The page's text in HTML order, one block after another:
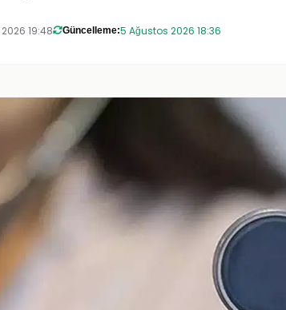
19:48 Güncelleme:5 Ağustos 2026 18:36